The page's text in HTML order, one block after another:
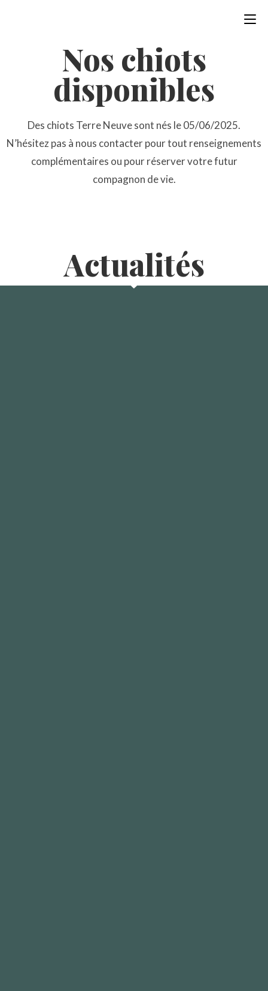
Nos chiots
disponibles
Des chiots Terre Neuve sont nés le 05/06/2025.
N’hésitez pas à nous contacter pour tout renseignements
complémentaires ou pour réserver votre futur
compagnon de vie.
Actualités